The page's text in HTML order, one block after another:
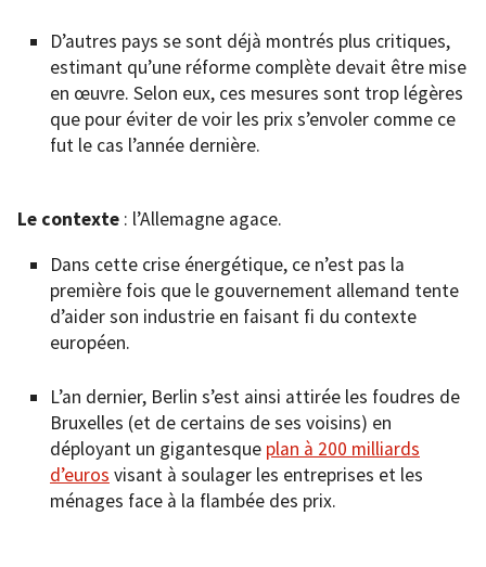
D’autres pays se sont déjà montrés plus critiques,
estimant qu’une réforme complète devait être mise
en œuvre. Selon eux, ces mesures sont trop légères
que pour éviter de voir les prix s’envoler comme ce
fut le cas l’année dernière.
Le contexte : l’Allemagne agace.
Dans cette crise énergétique, ce n’est pas la
première fois que le gouvernement allemand tente
d’aider son industrie en faisant fi du contexte
européen.
L’an dernier, Berlin s’est ainsi attirée les foudres de
Bruxelles (et de certains de ses voisins) en
déployant un gigantesque plan à 200 milliards
d’euros visant à soulager les entreprises et les
ménages face à la flambée des prix.